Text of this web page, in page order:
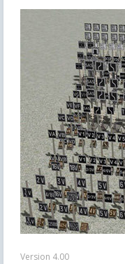
Version 4.00